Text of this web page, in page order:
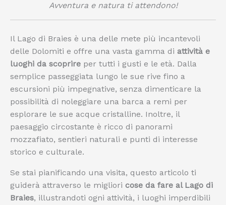
Avventura e natura ti attendono!
Il Lago di Braies è una delle mete più incantevoli
delle Dolomiti e offre una vasta gamma di attività e
luoghi da scoprire per tutti i gusti e le età. Dalla
semplice passeggiata lungo le sue rive fino a
escursioni più impegnative, senza dimenticare la
possibilità di noleggiare una barca a remi per
esplorare le sue acque cristalline. Inoltre, il
paesaggio circostante è ricco di panorami
mozzafiato, sentieri naturali e punti di interesse
storico e culturale.
Se stai pianificando una visita, questo articolo ti
guiderà attraverso le migliori cose da fare al Lago di
Braies, illustrandoti ogni attività, i luoghi imperdibili